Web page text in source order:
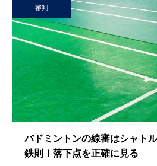
審判
バドミントンの線審はシャト
鉄則！落下点を正確に見る